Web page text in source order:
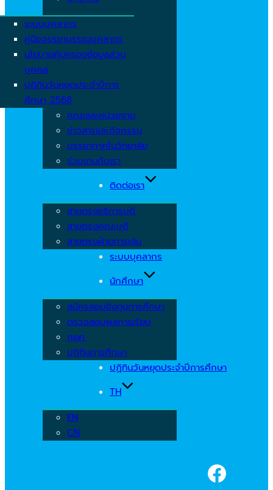
ระบบบุคลากร
คู่มือจรรยาบรรณบุคลากร
นโยบายคุ้มครองข้อมูลส่วน
บุคคล
ปฏิทินวันหยุดประจำปีการ
ศึกษา 2568
คณะและหน่วยงาน
ข่าวสารและกิจกรรม
บรรยากาศในวิทยาลัย
ร่วมงานกับเรา
ติดต่อเรา
สายตรงอธิการบดี
สายตรงคณะบดี
สายตรงฝ่ายการเงิน
ระบบบุคลากร
นักศึกษา
สมัครสอบชิงทุนการศึกษา
ตรวจสอบผลการเรียน
กยศ.
ปฏิทินการศึกษา
ปฏิทินวันหยุดประจำปีการศึกษา
TH
EN
CN